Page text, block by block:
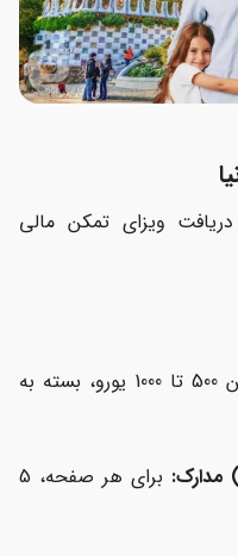
ویزای تمکن مالی
سالیانه بین 500 تا 1000 یورو، بسته به
مدارک:
برای هر صفحه، 5